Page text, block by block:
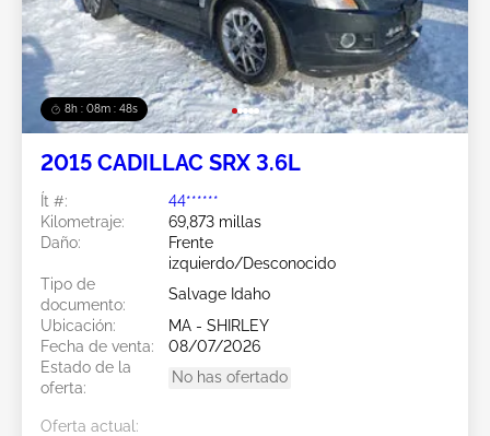
8h : 08m : 45s
2015 CADILLAC SRX 3.6L
Ít #:
44******
Kilometraje:
69,873 millas
Daño:
Frente
izquierdo/Desconocido
Tipo de
documento:
Salvage Idaho
Ubicación:
MA - SHIRLEY
Fecha de venta:
08/07/2026
Estado de la
oferta:
No has ofertado
Oferta actual: